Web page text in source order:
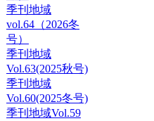
季刊地域
vol.64（2026冬
号）
季刊地域
Vol.63(2025秋号)
季刊地域
Vol.60(2025冬号)
季刊地域Vol.59